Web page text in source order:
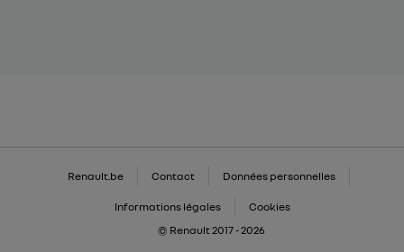
Renault.be Contact Données personnelles
Informations légales
Cookies
© Renault 2017 - 2026